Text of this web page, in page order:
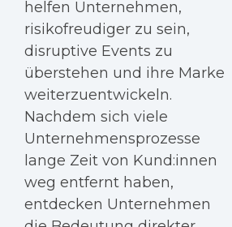
helfen Unternehmen,
risikofreudiger zu sein,
disruptive Events zu
überstehen und ihre Marke
weiterzuentwickeln.
Nachdem sich viele
Unternehmensprozesse
lange Zeit von Kund:innen
weg entfernt haben,
entdecken Unternehmen